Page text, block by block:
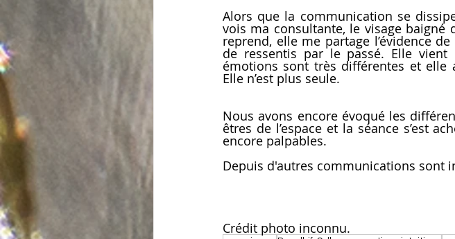
Alors que la communication se
vois ma consultante, le visage baigné
reprend, elle me partage l’évidence
de ressentis par le passé. Elle
émotions sont très différentes et elle
Elle n’est plus seule.
Nous avons encore évoqué les
êtres de l’espace et la séance s’est
encore palpables.
Depuis d'autres communications sont
Crédit photo inconnu.